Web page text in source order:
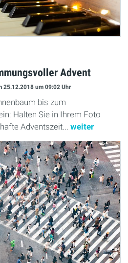
Advent
25.12.2018 um 09:02 Uhr
bis zum
Halten Sie in Ihrem Foto
Adventszeit... weiter